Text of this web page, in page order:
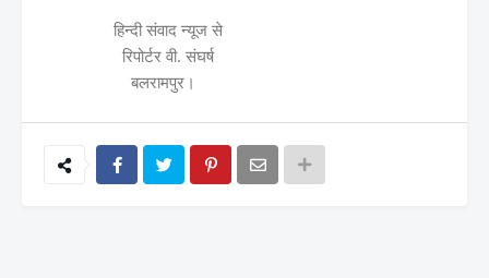
हिन्दी संवाद न्यूज से
रिपोर्टर वी. संघर्ष
बलरामपुर।